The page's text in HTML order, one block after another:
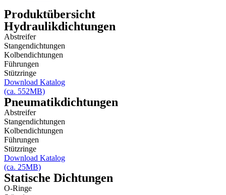
Produktübersicht
Hydraulikdichtungen
Abstreifer
Stangendichtungen
Kolbendichtungen
Führungen
Stützringe
Download Katalog
(ca. 552MB)
Pneumatikdichtungen
Abstreifer
Stangendichtungen
Kolbendichtungen
Führungen
Stützringe
Download Katalog
(ca. 25MB)
Statische Dichtungen
O-Ringe